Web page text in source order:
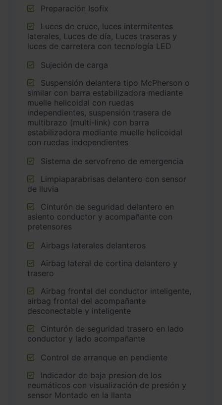
Preparación Isofix
laterales, Luces de día, Luces traseras y
luces de carretera con tecnología LED
Sujeción de carga
similar con barra estabilizadora mediante
muelle helicoidal con ruedas
independientes, suspensión trasera de
multibrazo (multi-link) con barra
estabilizadora mediante muelle helicoidal
con ruedas independientes
Sistema de servofreno de emergencia
de lluvia
asiento conductor y acompañante con
pretensores
Airbags laterales delanteros
trasero
airbag frontal del acompañante
desconectable y inteligente
conductor y lado acompañante
Control de arranque en pendiente
neumáticos con visualización de presión y
sensor Montado en la llanta